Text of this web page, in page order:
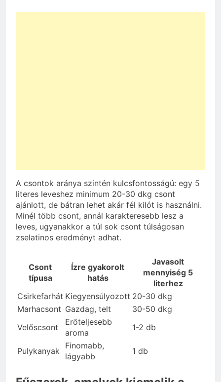
A csontok aránya szintén kulcsfontosságú: egy 5
literes leveshez minimum 20-30 dkg csont
ajánlott, de bátran lehet akár fél kilót is használni.
Minél több csont, annál karakteresebb lesz a
leves, ugyanakkor a túl sok csont túlságosan
zselatinos eredményt adhat.
Csont
típusa
Ízre gyakorolt
hatás
Javasolt
mennyiség 5
literhez
Csirkefarhát Kiegyensúlyozott 20-30 dkg
Marhacsont Gazdag, telt
30-50 dkg
Velőscsont
Erőteljesebb
aroma
1-2 db
Pulykanyak
Finomabb,
lágyabb
1 db